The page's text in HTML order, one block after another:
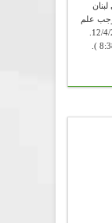
606 على 2000. وبموجب علم